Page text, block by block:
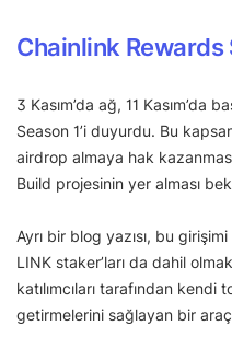
Chainlink Rewards
3 Kasım’da ağ, 11 Kasım’da
Season 1’i duyurdu. Bu
airdrop almaya hak
Build projesinin yer alması
Ayrı bir blog yazısı, bu
LINK staker’ları da dahil
katılımcıları tarafından kendi
getirmelerini sağlayan bir